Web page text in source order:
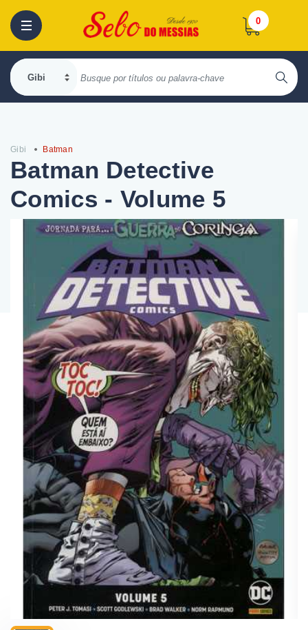
0
Gibi Batman
Batman Detective
Comics - Volume 5